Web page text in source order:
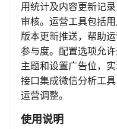
用统计及内容更新记
审核。运营工具包括
版本更新推送，帮助
参与度。配置选项允
主题和设置广告位，
接口集成微信分析工
运营调整。
使用说明